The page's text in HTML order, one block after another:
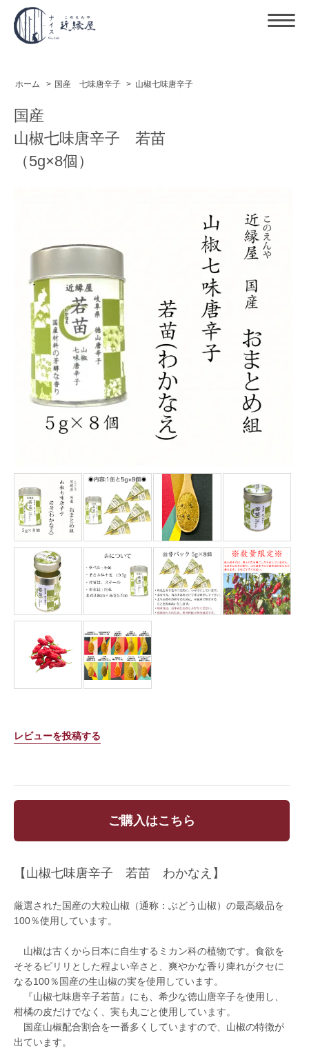
ホーム > 国産 七味唐辛子 > 山椒七味唐辛子
国産
山椒七味唐辛子 若苗
（5g×8個）
レビューを投稿する
ご購入はこちら
【山椒七味唐辛子 若苗 わかなえ】
厳選された国産の大粒山椒（通称：ぶどう山椒）の最高級品を
100％使用しています。
山椒は古くから日本に自生するミカン科の植物です。食欲を
そそるピリリとした程よい辛さと、爽やかな香り痺れがクセに
なる100％国産の生山椒の実を使用しています。
『山椒七味唐辛子若苗』にも、希少な徳山唐辛子を使用し、
柑橘の皮だけでなく、実も丸ごと使用しています。
国産山椒配合割合を一番多くしていますので、山椒の特徴が
出ています。